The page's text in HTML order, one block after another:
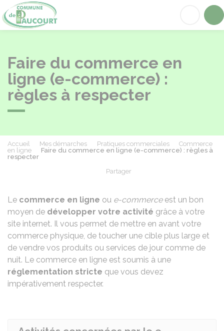
Faire du commerce en
ligne (e-commerce) :
règles à respecter
Accueil Mes démarches Pratiques commerciales
Commerce
en ligne
Faire du commerce en ligne (e-commerce) : règles à
respecter
Partager
Le commerce en ligne ou e-commerceest un bon
moyen de développer votre activité grâce à votre
site internet. Il vous permet de mettre en avant votre
commerce physique, de toucher une cible plus large et
de vendre vos produits ou services de jour comme de
nuit. Le commerce en ligne est soumis à une
réglementation stricte que vous devez
impérativement respecter.